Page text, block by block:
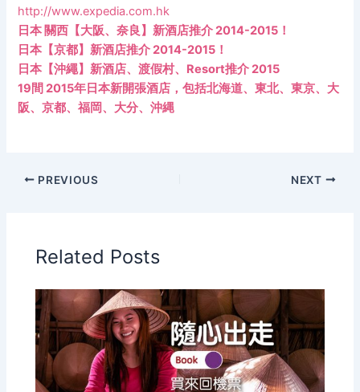
http://www.expedia.com.hk
日本 關西【大阪、奈良】新酒店推介 2014-2015！
日本【京都】新酒店推介 2014-2015！
日本【沖繩】新酒店、渡假村、Resort推介 2015
19間 2015年日本新開張酒店，包括北海道、東北、東京、大
阪、京都、福岡、大分、沖縄
PREVIOUS NEXT
Related Posts